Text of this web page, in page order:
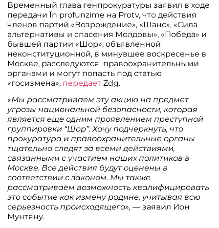
Временный глава генпрокуратуры заявил в ходе
передачи În profunzime на Protv, что действия
членов партий «Возрождение», «Шанс», «Сила
альтернативы и спасения Молдовы», «Победа» и
бывшей партии «Шор», объявленной
неконституционной, в минувшее воскресенье в
Москве, расследуются правоохранительными
органами и могут попасть под статью
«госизмена», передает Zdg.
«Мы рассматриваем эту акцию на предмет
угрозы национальной безопасности, которая
является еще одним проявлением преступной
группировки “Шор”. Хочу подчеркнуть, что
прокуратура и правоохранительные органы
тщательно следят за всеми действиями,
связанными с участием наших политиков в
Москве. Все действия будут оценены в
соответствии с законом. Мы также
рассматриваем возможность квалифицировать
это событие как измену родине, учитывая всю
серьезность происходящего», — заявил Ион
Мунтяну.